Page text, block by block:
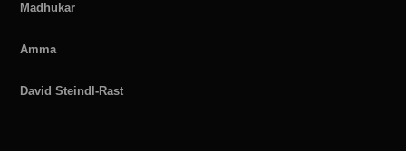
Madhukar
Amma
David Steindl-Rast